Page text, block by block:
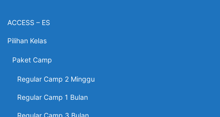
ACCESS – ES
Pilihan Kelas
Paket Camp
Regular Camp 2 Minggu
Regular Camp 1 Bulan
Regular Camp 3 Bulan